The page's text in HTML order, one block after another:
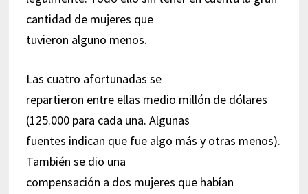
cantidad de mujeres que
tuvieron alguno menos.
Las cuatro afortunadas se
repartieron entre ellas medio millón de dólares
(125.000 para cada una. Algunas
fuentes indican que fue algo más y otras menos).
También se dio una
compensación a dos mujeres que habían